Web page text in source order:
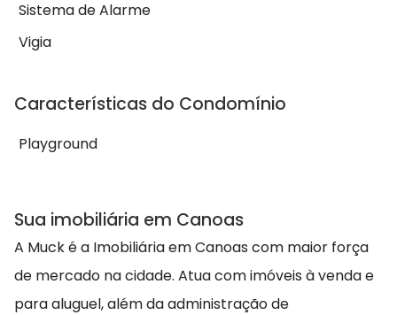
Sistema de Alarme
Vigia
Características do Condomínio
Playground
Sua imobiliária em Canoas
A Muck é a Imobiliária em Canoas com maior força
de mercado na cidade. Atua com imóveis à venda e
para aluguel, além da administração de